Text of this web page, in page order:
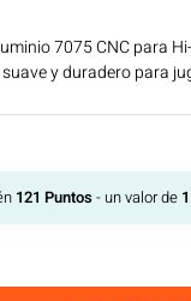
7075 CNC para
y duradero para
121 Puntos - un valor de